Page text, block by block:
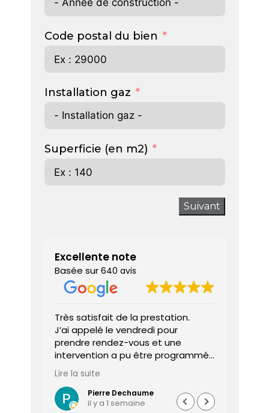
Code postal du bien
Installation gaz
Superficie (en m2)
Suivant
Excellente note
Basée sur 640 avis
Très satisfait de la prestation.
J’ai appelé le vendredi pour
prendre rendez-vous et une
intervention a pu être programmée
dès le lundi matin.
Le diagnostiqueur est arrivé à
l’heure, a été très professionnel,
efficace et a pris le temps de
Lire la suite
Pierre Dechaume
il y a 1 semaine